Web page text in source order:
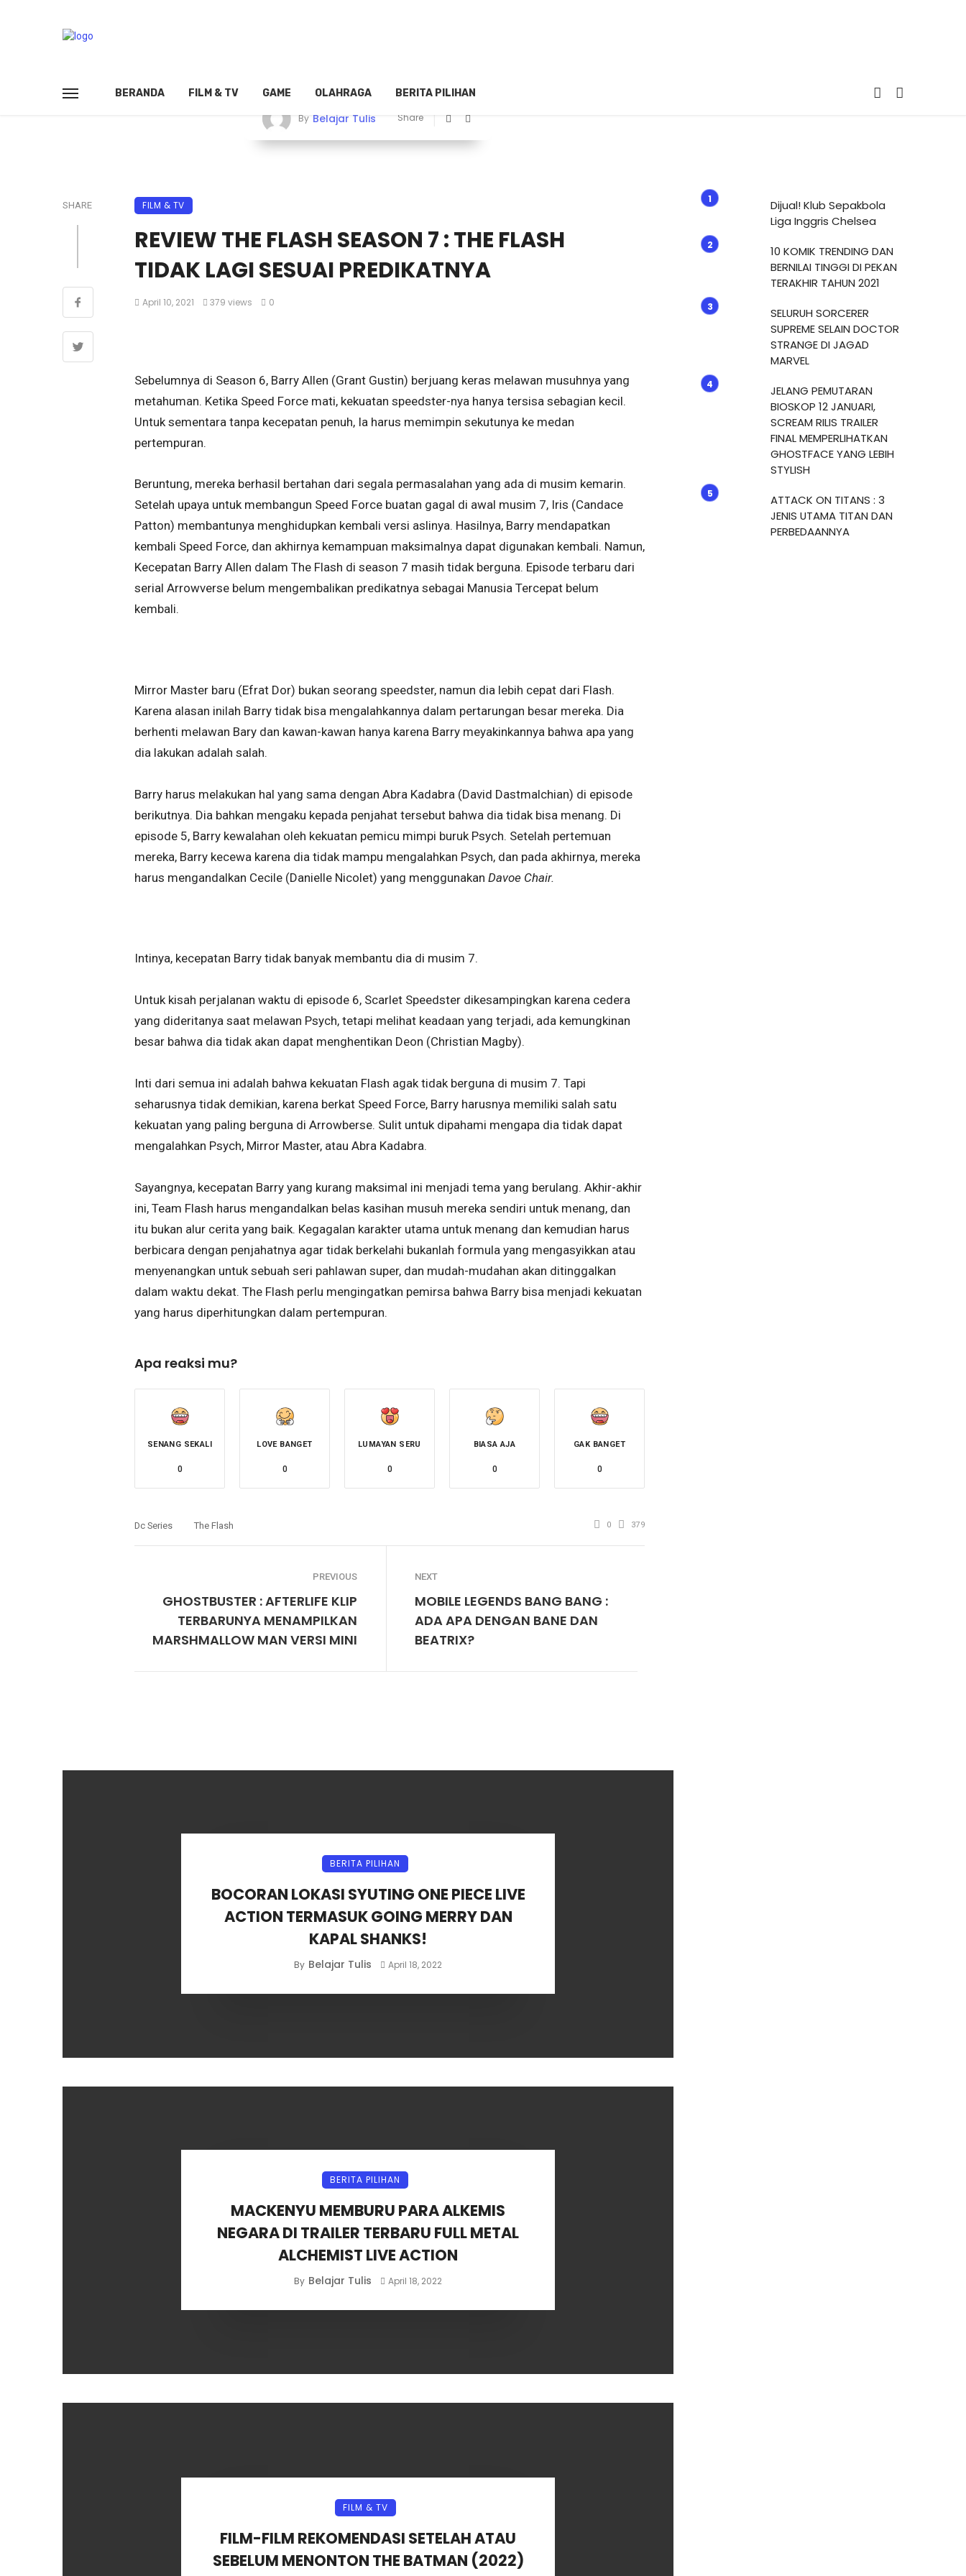
BERANDA FILM & TV GAME OLAHRAGA BERITA PILIHAN
By Belajar Tulis Share
SHARE FILM & TV
REVIEW THE FLASH SEASON 7 : THE FLASH
TIDAK LAGI SESUAI PREDIKATNYA
April 10, 2021 379 views 0
Sebelumnya di Season 6, Barry Allen (Grant Gustin) berjuang keras melawan musuhnya yang
metahuman. Ketika Speed Force mati, kekuatan speedster-nya hanya tersisa sebagian kecil.
Untuk sementara tanpa kecepatan penuh, Ia harus memimpin sekutunya ke medan
pertempuran.
Beruntung, mereka berhasil bertahan dari segala permasalahan yang ada di musim kemarin.
Setelah upaya untuk membangun Speed Force buatan gagal di awal musim 7, Iris (Candace
Patton) membantunya menghidupkan kembali versi aslinya. Hasilnya, Barry mendapatkan
kembali Speed Force, dan akhirnya kemampuan maksimalnya dapat digunakan kembali. Namun,
Kecepatan Barry Allen dalam The Flash di season 7 masih tidak berguna. Episode terbaru dari
serial Arrowverse belum mengembalikan predikatnya sebagai Manusia Tercepat belum
kembali.
Mirror Master baru (Efrat Dor) bukan seorang speedster, namun dia lebih cepat dari Flash.
Karena alasan inilah Barry tidak bisa mengalahkannya dalam pertarungan besar mereka. Dia
berhenti melawan Bary dan kawan-kawan hanya karena Barry meyakinkannya bahwa apa yang
dia lakukan adalah salah.
Barry harus melakukan hal yang sama dengan Abra Kadabra (David Dastmalchian) di episode
berikutnya. Dia bahkan mengaku kepada penjahat tersebut bahwa dia tidak bisa menang. Di
episode 5, Barry kewalahan oleh kekuatan pemicu mimpi buruk Psych. Setelah pertemuan
mereka, Barry kecewa karena dia tidak mampu mengalahkan Psych, dan pada akhirnya, mereka
harus mengandalkan Cecile (Danielle Nicolet) yang menggunakan Davoe Chair.
Intinya, kecepatan Barry tidak banyak membantu dia di musim 7.
Untuk kisah perjalanan waktu di episode 6, Scarlet Speedster dikesampingkan karena cedera
yang dideritanya saat melawan Psych, tetapi melihat keadaan yang terjadi, ada kemungkinan
besar bahwa dia tidak akan dapat menghentikan Deon (Christian Magby).
Inti dari semua ini adalah bahwa kekuatan Flash agak tidak berguna di musim 7. Tapi
seharusnya tidak demikian, karena berkat Speed ​​Force, Barry harusnya memiliki salah satu
kekuatan yang paling berguna di Arrowberse. Sulit untuk dipahami mengapa dia tidak dapat
mengalahkan Psych, Mirror Master, atau Abra Kadabra.
Sayangnya, kecepatan Barry yang kurang maksimal ini menjadi tema yang berulang. Akhir-akhir
ini, Team Flash harus mengandalkan belas kasihan musuh mereka sendiri untuk menang, dan
itu bukan alur cerita yang baik. Kegagalan karakter utama untuk menang dan kemudian harus
berbicara dengan penjahatnya agar tidak berkelahi bukanlah formula yang mengasyikkan atau
menyenangkan untuk sebuah seri pahlawan super, dan mudah-mudahan akan ditinggalkan
dalam waktu dekat. The Flash perlu mengingatkan pemirsa bahwa Barry bisa menjadi kekuatan
yang harus diperhitungkan dalam pertempuran.
Apa reaksi mu?
SENANG SEKALI
0
LOVE BANGET
0
LUMAYAN SERU
0
BIASA AJA
0
GAK BANGET
0
Dc Series The Flash 0 379
PREVIOUS
GHOSTBUSTER : AFTERLIFE KLIP
TERBARUNYA MENAMPILKAN
MARSHMALLOW MAN VERSI MINI
NEXT
MOBILE LEGENDS BANG BANG :
ADA APA DENGAN BANE DAN
BEATRIX?
BERITA PILIHAN
BOCORAN LOKASI SYUTING ONE PIECE LIVE
ACTION TERMASUK GOING MERRY DAN
KAPAL SHANKS!
By Belajar Tulis April 18, 2022
BERITA PILIHAN
MACKENYU MEMBURU PARA ALKEMIS
NEGARA DI TRAILER TERBARU FULL METAL
ALCHEMIST LIVE ACTION
By Belajar Tulis April 18, 2022
FILM & TV
FILM-FILM REKOMENDASI SETELAH ATAU
SEBELUM MENONTON THE BATMAN (2022)
Dijual! Klub Sepakbola
Liga Inggris Chelsea
10 KOMIK TRENDING DAN
BERNILAI TINGGI DI PEKAN
TERAKHIR TAHUN 2021
SELURUH SORCERER
SUPREME SELAIN DOCTOR
STRANGE DI JAGAD
MARVEL
JELANG PEMUTARAN
BIOSKOP 12 JANUARI,
SCREAM RILIS TRAILER
FINAL MEMPERLIHATKAN
GHOSTFACE YANG LEBIH
STYLISH
ATTACK ON TITANS : 3
JENIS UTAMA TITAN DAN
PERBEDAANNYA